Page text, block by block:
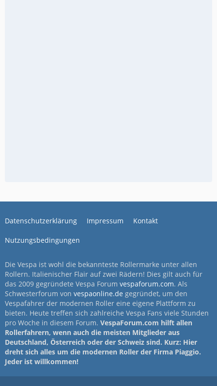
Datenschutzerklärung Impressum Kontakt
Nutzungsbedingungen
Die Vespa ist wohl die bekannteste Rollermarke unter allen
Rollern. Italienischer Flair auf zwei Rädern! Dies gilt auch für
das 2009 gegründete Vespa Forum vespaforum.com. Als
Schwesterforum von vespaonline.de gegründet, um den
Vespafahrer der modernen Roller eine eigene Plattform zu
bieten. Heute treffen sich zahlreiche Vespa Fans viele Stunden
pro Woche in diesem Forum. VespaForum.com hilft allen
Rollerfahrern, wenn auch die meisten Mitglieder aus
Deutschland, Österreich oder der Schweiz sind. Kurz: Hier
dreht sich alles um die modernen Roller der Firma Piaggio.
Jeder ist willkommen!